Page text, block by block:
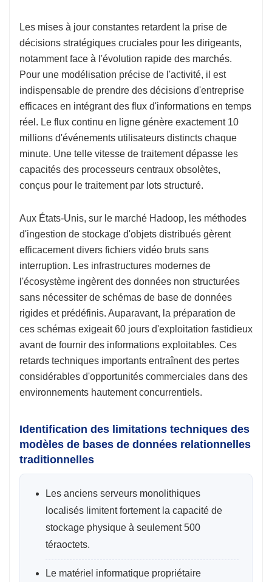
Les mises à jour constantes retardent la prise de
décisions stratégiques cruciales pour les dirigeants,
notamment face à l'évolution rapide des marchés.
Pour une modélisation précise de l'activité, il est
indispensable de prendre des décisions d'entreprise
efficaces en intégrant des flux d'informations en temps
réel. Le flux continu en ligne génère exactement 10
millions d'événements utilisateurs distincts chaque
minute. Une telle vitesse de traitement dépasse les
capacités des processeurs centraux obsolètes,
conçus pour le traitement par lots structuré.
Aux États-Unis, sur le marché Hadoop, les méthodes
d'ingestion de stockage d'objets distribués gèrent
efficacement divers fichiers vidéo bruts sans
interruption. Les infrastructures modernes de
l'écosystème ingèrent des données non structurées
sans nécessiter de schémas de base de données
rigides et prédéfinis. Auparavant, la préparation de
ces schémas exigeait 60 jours d'exploitation fastidieux
avant de fournir des informations exploitables. Ces
retards techniques importants entraînent des pertes
considérables d'opportunités commerciales dans des
environnements hautement concurrentiels.
Identification des limitations techniques des
modèles de bases de données relationnelles
traditionnelles
Les anciens serveurs monolithiques
localisés limitent fortement la capacité de
stockage physique à seulement 500
téraoctets.
Le matériel informatique propriétaire